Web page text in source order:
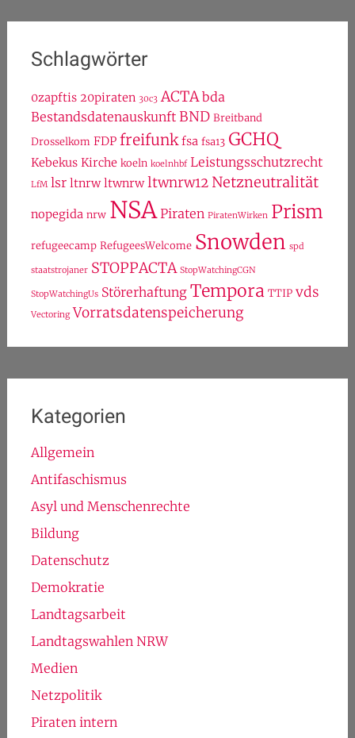
Schlagwörter
0zapftis 20piraten 30c3 ACTA bda
Bestandsdatenauskunft BND Breitband
Drosselkom FDP freifunk fsa fsa13 GCHQ
Kebekus Kirche koeln koelnhbf Leistungsschutzrecht
LfM lsr ltnrw ltwnrw ltwnrw12 Netzneutralität
nopegida nrw NSA Piraten PiratenWirken Prism
refugeecamp RefugeesWelcome Snowden spd
staatstrojaner STOPPACTA StopWatchingCGN
StopWatchingUs Störerhaftung Tempora TTIP vds
Vectoring Vorratsdatenspeicherung
Kategorien
Allgemein
Antifaschismus
Asyl und Menschenrechte
Bildung
Datenschutz
Demokratie
Landtagsarbeit
Landtagswahlen NRW
Medien
Netzpolitik
Piraten intern